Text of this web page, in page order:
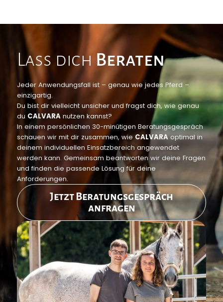
Lass dich Beraten
Jeder Anwendungsfall ist – genau wie jedes Pferd –
einzigartig.
Du bist dir vielleicht unsicher und fragst dich, wie genau
du CALVARA nutzen kannst?
In einem persönlichen 30-minütigen Beratungsgespräch
schauen wir mit dir zusammen, wieCALVARAoptimal in
deinem individuellen Einsatzbereich angewendet
werden kann. Gemeinsam beantworten wir deine Fragen
und finden die passende Lösung für deine
Anforderungen.
Jetzt Beratungsgespräch
anfragen